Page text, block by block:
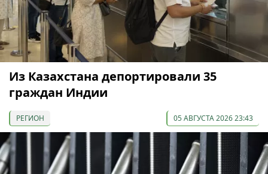
Из Казахстана депортировали 35
граждан Индии
РЕГИОН 05 АВГУСТА 2026 23:43